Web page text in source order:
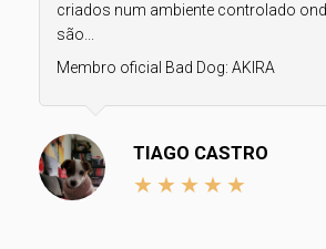
criados num ambiente controlado
são...
Membro oficial Bad Dog: AKIRA
TIAGO CASTRO